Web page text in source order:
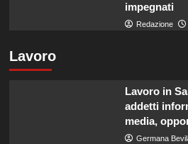
impegnati
Redazione
Lavoro
Lavoro in
addetti
media,
Germana